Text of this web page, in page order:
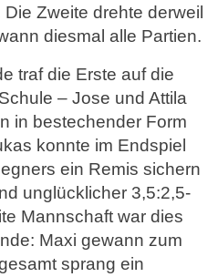
Zweite drehte derweil
diesmal alle Partien.
traf die Erste auf die
– Jose und Attila
in bestechender Form
konnte im Endspiel
ein Remis sichern
unglücklicher 3,5:2,5-
Mannschaft war dies
Maxi gewann zum
sprang ein